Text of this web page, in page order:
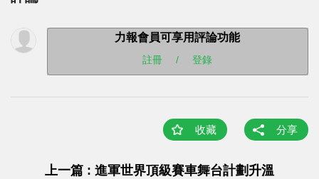
力報會員可享用評論功能
註冊 / 登錄
收藏 分享
上一篇 : 進軍世界頂級賽車舞台計劃升溫